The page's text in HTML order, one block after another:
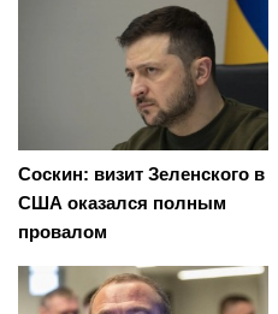
Соскин: визит Зеленского в
США оказался полным
провалом